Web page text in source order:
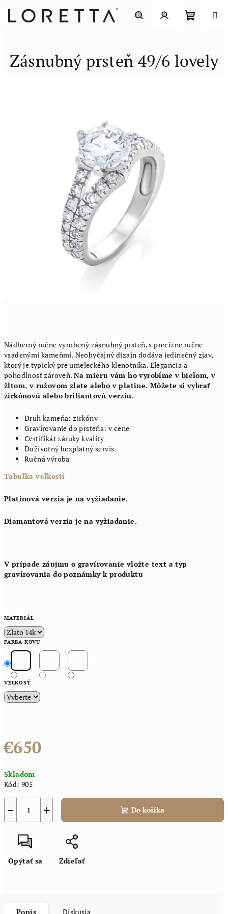
obsah
košík
Nádherný ručne vyrobený zásnubný prsteň, s precízne ručne
vsadenými kameňmi. Neobyčajný dizajn dodáva jedinečný zjav,
ktorý je typický pre umeleckého klenotníka. Elegancia a
pohodlnosť zároveň. Na mieru vám ho vyrobíme v bielom, v
žltom, v ružovom zlate alebo v platine. Môžete si vybrať
zirkónovú alebo briliantovú verziu.
Druh kameňa: zirkóny
Gravírovanie do prsteňa: v cene
Certifikát záruky kvality
Doživotný bezplatný servis
Ručná výroba
Tabuľka veľkostí
Platinová verzia je na vyžiadanie.
Diamantová verzia je na vyžiadanie.
V prípade záujmu o gravírovanie vložte text a typ
gravírovania do poznámky k produktu
MATERIÁL
FARBA KOVU
VEĽKOSŤ
€650
cena:
Skladom
Kód: 905
+
− Do košíka
Opýtať sa Zdieľať
Zásnubný prsteň 49/6 lovely
Popis Diskusia